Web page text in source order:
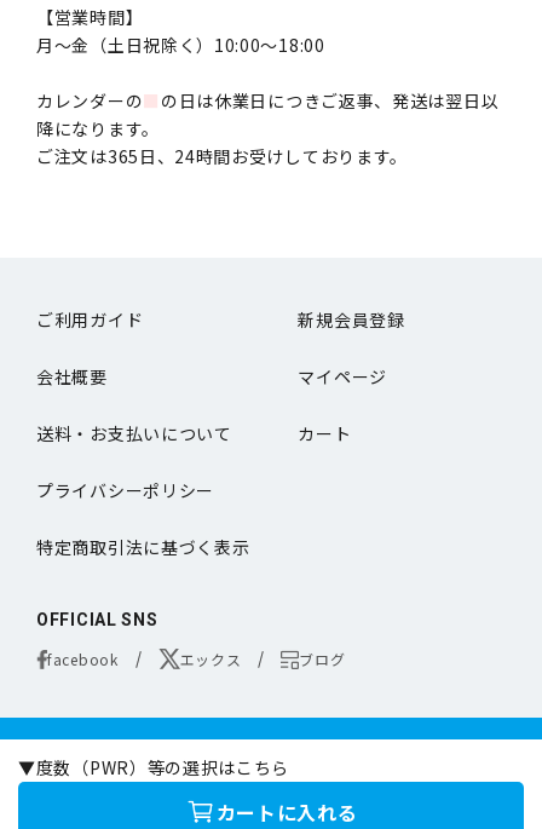
▼度数（PWR）等の選択はこちら
カートに入れる
【営業時間】
月〜金（土日祝除く）10:00～18:00
カレンダーの■ の日は休業日につきご返事、発送は翌日以
降になります。
ご注文は365日、24時間お受けしております。
ご利用ガイド 新規会員登録
会社概要 マイページ
送料・お支払いについて カート
プライバシーポリシー
特定商取引法に基づく表示
OFFICIAL SNS
facebook エックス ブログ
お買い求めの際は必ず医師の処方に基づきお選びください。